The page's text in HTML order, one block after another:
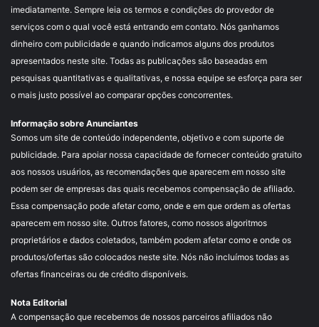
imediatamente. Sempre leia os termos e condições do provedor de
serviços com o qual você está entrando em contato. Nós ganhamos
dinheiro com publicidade e quando indicamos alguns dos produtos
apresentados neste site. Todas as publicações são baseadas em
pesquisas quantitativas e qualitativas, e nossa equipe se esforça para ser
o mais justo possível ao comparar opções concorrentes.
Informação sobre Anunciantes
Somos um site de conteúdo independente, objetivo e com suporte de
publicidade. Para apoiar nossa capacidade de fornecer conteúdo gratuito
aos nossos usuários, as recomendações que aparecem em nosso site
podem ser de empresas das quais recebemos compensação de afiliado.
Essa compensação pode afetar como, onde e em que ordem as ofertas
aparecem em nosso site. Outros fatores, como nossos algoritmos
proprietários e dados coletados, também podem afetar como e onde os
produtos/ofertas são colocados neste site. Nós não incluímos todas as
ofertas financeiras ou de crédito disponíveis.
Nota Editorial
A compensação que recebemos de nossos parceiros afiliados não